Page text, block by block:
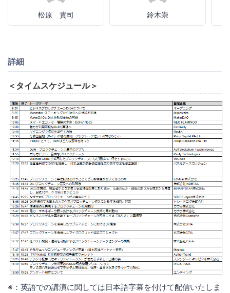
松原 貴司 鈴木崇
詳細
＜タイムスケジュール＞
※：英語での講演に関しては日本語字幕を付けて配信いたしま